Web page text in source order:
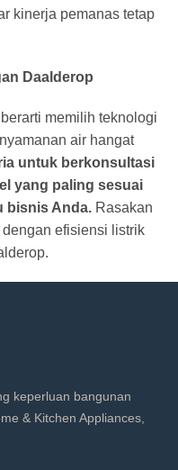
kinerja pemanas tetap
Daalderop
memilih teknologi
air hangat
untuk berkonsultasi
yang paling sesuai
bisnis Anda. Rasakan
efisiensi listrik
keperluan bangunan
& Kitchen Appliances,